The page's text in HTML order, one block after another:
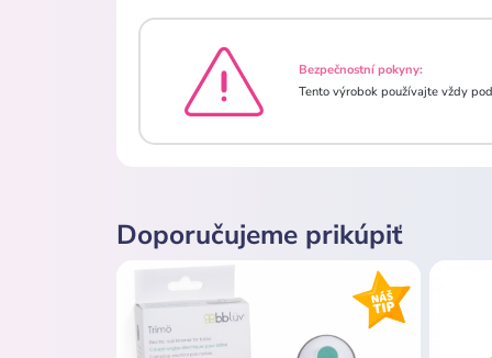
Bezpečnostní pokyny:
Tento výrobok používajte vždy
Doporučujeme prikúpiť